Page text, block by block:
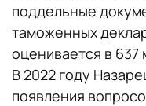
поддельные
таможенных
оценивается в
В 2022 году
появления